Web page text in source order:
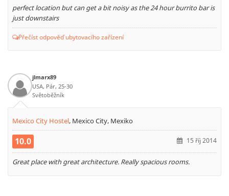
perfect location but can get a bit noisy as the 24 hour burrito bar is
just downstairs
Přečíst odpověď ubytovacího zařízení
jlmarx89
USA, Pár, 25-30
Světoběžník
Mexico City Hostel, Mexico City, Mexiko
10.0 15 říj 2014
Great place with great architecture. Really spacious rooms.